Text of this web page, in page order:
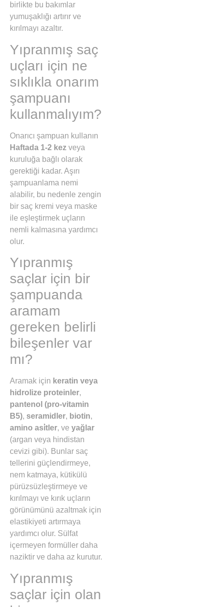
birlikte bu bakımlar
yumuşaklığı artırır ve
kırılmayı azaltır.
Yıpranmış saç
uçları için ne
sıklıkla onarım
şampuanı
kullanmalıyım?
Onarıcı şampuan kullanın
Haftada 1-2 kez veya
kuruluğa bağlı olarak
gerektiği kadar. Aşırı
şampuanlama nemi
alabilir, bu nedenle zengin
bir saç kremi veya maske
ile eşleştirmek uçların
nemli kalmasına yardımcı
olur.
Yıpranmış
saçlar için bir
şampuanda
aramam
gereken belirli
bileşenler var
mı?
Aramak için keratin veya
hidrolize proteinler,
pantenol (pro-vitamin
B5), seramidler, biotin,
amino asi̇tler, ve yağlar
(argan veya hindistan
cevizi gibi). Bunlar saç
tellerini güçlendirmeye,
nem katmaya, kütikülü
pürüzsüzleştirmeye ve
kırılmayı ve kırık uçların
görünümünü azaltmak için
elastikiyeti artırmaya
yardımcı olur. Sülfat
içermeyen formüller daha
naziktir ve daha az kurutur.
Yıpranmış
saçlar için olan